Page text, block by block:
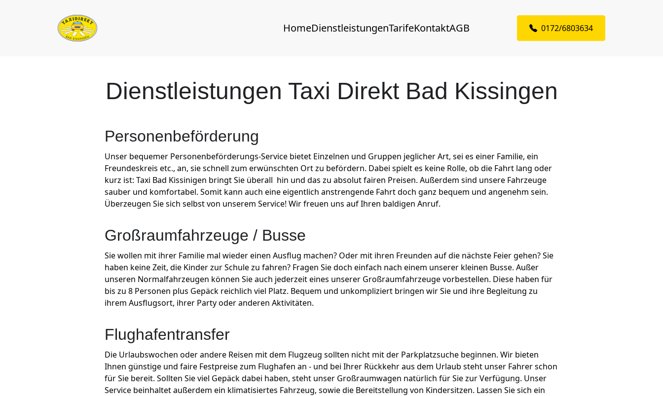
HomeDienstleistungenTarifeKontaktAGB 0172/6803634
Dienstleistungen Taxi Direkt Bad Kissingen
Personenbeförderung
Unser bequemer Personenbeförderungs-Service bietet Einzelnen und Gruppen jeglicher Art, sei es einer Familie, ein
Freundeskreis etc., an, sie schnell zum erwünschten Ort zu befördern. Dabei spielt es keine Rolle, ob die Fahrt lang oder
kurz ist: Taxi Bad Kissinigen bringt Sie überall hin und das zu absolut fairen Preisen. Außerdem sind unsere Fahrzeuge
sauber und komfortabel. Somit kann auch eine eigentlich anstrengende Fahrt doch ganz bequem und angenehm sein.
Überzeugen Sie sich selbst von unserem Service! Wir freuen uns auf Ihren baldigen Anruf.
Großraumfahrzeuge / Busse
Sie wollen mit ihrer Familie mal wieder einen Ausflug machen? Oder mit ihren Freunden auf die nächste Feier gehen? Sie
haben keine Zeit, die Kinder zur Schule zu fahren? Fragen Sie doch einfach nach einem unserer kleinen Busse. Außer
unseren Normalfahrzeugen können Sie auch jederzeit eines unserer Großraumfahrzeuge vorbestellen. Diese haben für
bis zu 8 Personen plus Gepäck reichlich viel Platz. Bequem und unkompliziert bringen wir Sie und ihre Begleitung zu
ihrem Ausflugsort, ihrer Party oder anderen Aktivitäten.
Flughafentransfer
Die Urlaubswochen oder andere Reisen mit dem Flugzeug sollten nicht mit der Parkplatzsuche beginnen. Wir bieten
Ihnen günstige und faire Festpreise zum Flughafen an - und bei Ihrer Rückkehr aus dem Urlaub steht unser Fahrer schon
für Sie bereit. Sollten Sie viel Gepäck dabei haben, steht unser Großraumwagen natürlich für Sie zur Verfügung. Unser
Service beinhaltet außerdem ein klimatisiertes Fahrzeug, sowie die Bereitstellung von Kindersitzen. Lassen Sie sich ein